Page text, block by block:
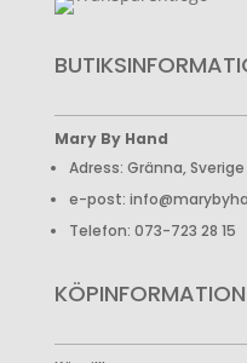
Mary By Hand
Adress: Gränna, Sverige
e-post:
Telefon: 073-723 28 15
KÖPINFORMATION